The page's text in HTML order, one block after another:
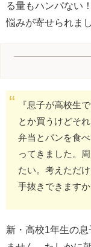
る量もハンパない
悩みが寄せられまし
『息子が高校生
とか買うけどそ
弁当とパンを食
ってきました。
たい。考えただ
手抜きできますか
新・高校1年生の